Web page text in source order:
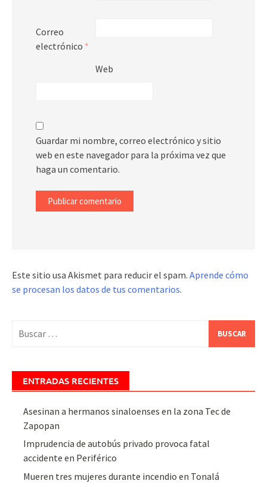
Correo
electrónico *
Web
Guardar mi nombre, correo electrónico y sitio
web en este navegador para la próxima vez que
haga un comentario.
Este sitio usa Akismet para reducir el spam. Aprende cómo
se procesan los datos de tus comentarios.
ENTRADAS RECIENTES
Asesinan a hermanos sinaloenses en la zona Tec de
Zapopan
Imprudencia de autobús privado provoca fatal
accidente en Periférico
Mueren tres mujeres durante incendio en Tonalá